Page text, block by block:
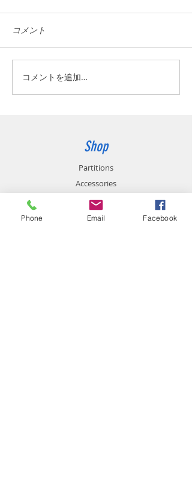
DXソリューションの開
発、導入支援を始めまし
コメント
コメントを追加…
Shop
Partitions
Accessories
Phone Email Facebook